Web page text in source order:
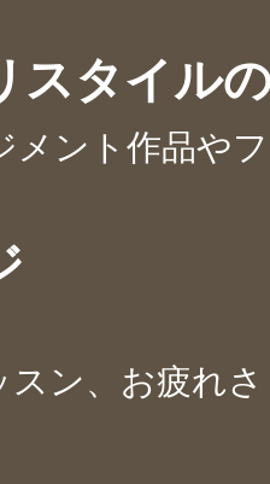
タイル
メント作品や
スン、お疲れ